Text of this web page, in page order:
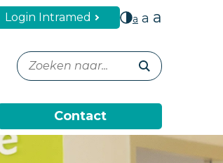
Login Intramed a a a
Contact